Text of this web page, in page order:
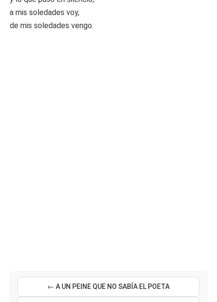
a mis soledades voy,
de mis soledades vengo.
← A UN PEINE QUE NO SABÍA EL POETA